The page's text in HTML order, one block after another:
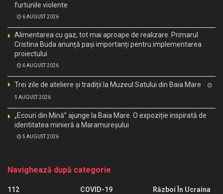
furtunile violente
6 AUGUST 2026
Alimentarea cu gaz, tot mai aproape de realizare. Primarul
Cristina Buda anunță pași importanți pentru implementarea
proiectului
6 AUGUST 2026
Trei zile de ateliere și tradiții la Muzeul Satului din Baia Mare
5 AUGUST 2026
„Ecouri din Mină” ajunge la Baia Mare. O expoziție inspirată de
identitatea minieră a Maramureșului
5 AUGUST 2026
Navighează după categorie
112
COVID-19
Război În Ucraina